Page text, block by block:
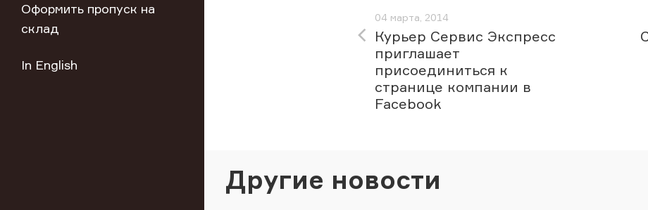
Оформить пропуск на
склад
In English
04 марта, 2014
Курьер Сервис Экспресс
приглашает
присоединиться к
странице компании в
Facebook
Другие новости